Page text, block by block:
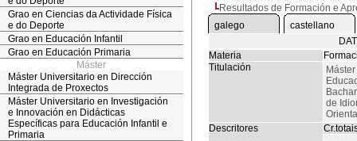
Grao en Ciencias da Actividade Física
e do Deporte
Grao en Educación Infantil
Grao en Educación Primaria
Máster
Máster Universitario en Dirección
Integrada de Proxectos
Máster Universitario en Investigación
e Innovación en Didácticas
Específicas para Educación Infantil e
Primaria
Resultados de Formación e
galego
castellano
Materia
Titulación
de
Descritores